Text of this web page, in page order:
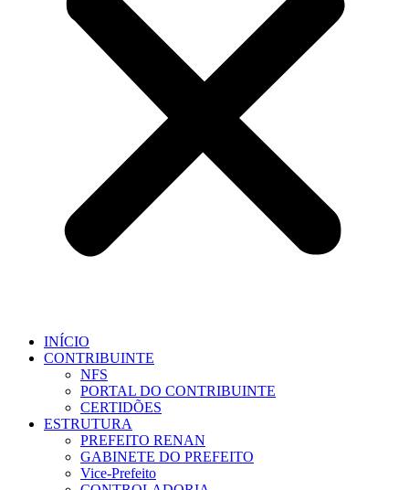
INÍCIO
CONTRIBUINTE
NFS
PORTAL DO CONTRIBUINTE
CERTIDÕES
ESTRUTURA
PREFEITO RENAN
GABINETE DO PREFEITO
Vice-Prefeito